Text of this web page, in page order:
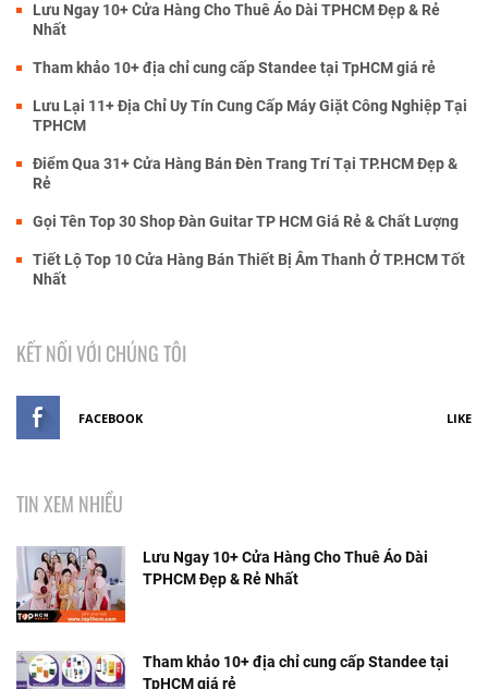
Lưu Ngay 10+ Cửa Hàng Cho Thuê Áo Dài TPHCM Đẹp & Rẻ
Nhất
Tham khảo 10+ địa chỉ cung cấp Standee tại TpHCM giá rẻ
Lưu Lại 11+ Địa Chỉ Uy Tín Cung Cấp Máy Giặt Công Nghiệp Tại
TPHCM
Điểm Qua 31+ Cửa Hàng Bán Đèn Trang Trí Tại TP.HCM Đẹp &
Rẻ
Gọi Tên Top 30 Shop Đàn Guitar TP HCM Giá Rẻ & Chất Lượng
Tiết Lộ Top 10 Cửa Hàng Bán Thiết Bị Âm Thanh Ở TP.HCM Tốt
Nhất
KẾT NỐI VỚI CHÚNG TÔI
FACEBOOK LIKE
TIN XEM NHIỀU
Lưu Ngay 10+ Cửa Hàng Cho Thuê Áo Dài
TPHCM Đẹp & Rẻ Nhất
Tham khảo 10+ địa chỉ cung cấp Standee tại
TpHCM giá rẻ